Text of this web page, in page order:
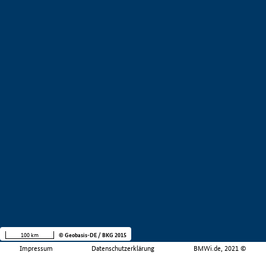
Impressum Datenschutzerklärung BMWi.de, 2021 ©
100 km © Geobasis-DE / BKG 2015